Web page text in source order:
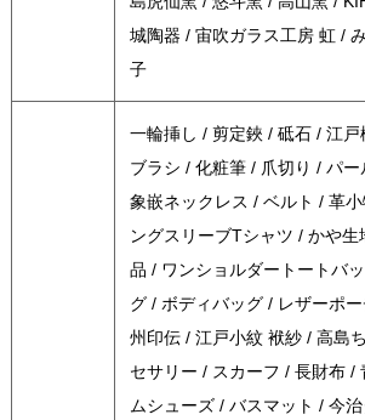
城陶器 / 宙吹ガラス工房 虹 /
子
一輪挿し / 剪定鋏 / 砥石 / 江
ブラシ / 化粧筆 / 爪切り / パ
象嵌ネックレス / ベルト / 革
ングスリーブTシャツ / かや
品 / ワンショルダートートバ
グ / ボディバッグ / レザーポ
州印伝 / 江戸小紋 袱紗 / 高島
セサリー / スカーフ / 長財布 /
ムシューズ / バスマット / 今